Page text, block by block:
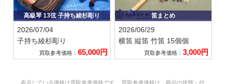
高級琴 13弦 子持ち綾杉彫り
2026/07/04
子持ち綾杉彫り
買取参考価格： 65,000円
笛まとめ
2026/06/29
横笛 縦笛 竹笛 15個個
買取参考価格：3,000円
表示している価格は買取参考価格です。 買取参考価格は、商品の状態・付